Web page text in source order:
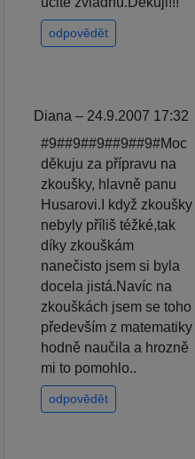
odpovědět
Diana – 24.9.2007 17:32
#9##9##9##9##9#Moc
děkuju za přípravu na
zkoušky, hlavně panu
Husarovi.I když zkoušky
nebyly příliš téžké,tak
díky zkouškám
nanečisto jsem si byla
docela jistá.Navíc na
zkouškách jsem se toho
především z matematiky
hodně naučila a hrozně
mi to pomohlo..
odpovědět